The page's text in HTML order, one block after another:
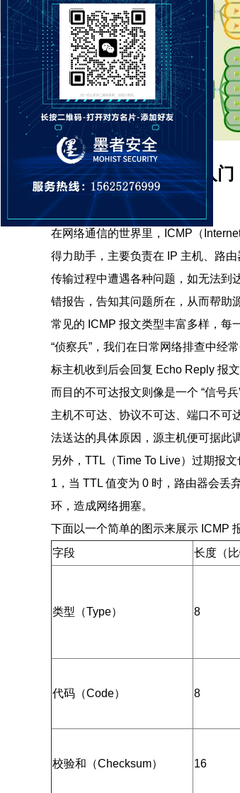
一、ICMP 协议基础入门
在网络通信的世界里，ICMP（
得力助手，主要负责在 IP 主机、路
传输过程中遭遇各种问题，如无法到
错报告，告知其问题所在，从而帮助
常见的 ICMP 报文类型丰富多样，每
“侦察兵”，我们在日常网络排查中经
标主机收到后会回复 Echo Reply 报
而目的不可达报文则像是一个 “信号
主机不可达、协议不可达、端口不可
法送达的具体原因，源主机便可据此
另外，TTL（Time To Live）过期报
1，当 TTL 值变为 0 时，路由器会丢
环，造成网络拥塞。
下面以一个简单的图示来展示 ICMP
字段
长度（比
类型（Type） 8
代码（Code） 8
校验和（Checksum） 16